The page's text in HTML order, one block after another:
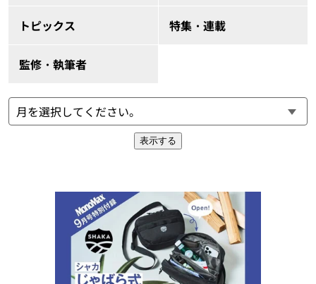
トピックス 特集・連載
監修・執筆者
表示する